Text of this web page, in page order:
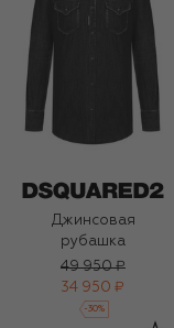
Джинсовая
рубашка
49 950 ₽
34 950 ₽
-30%